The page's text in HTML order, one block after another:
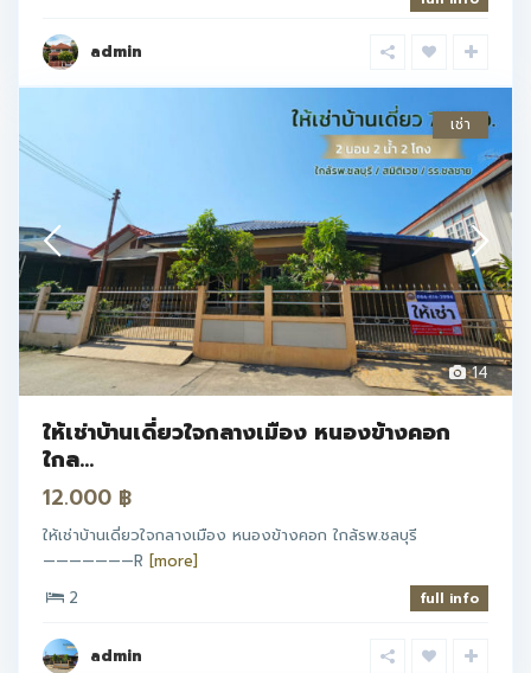
admin
14
เช่า
ให้เช่าบ้านเดี่ยวใจกลางเมือง หนองข้างคอก
ใกล...
12.000 ฿
ให้เช่าบ้านเดี่ยวใจกลางเมือง หนองข้างคอก ใกล้รพ.ชลบุรี
———————R [more]
2
full info
admin